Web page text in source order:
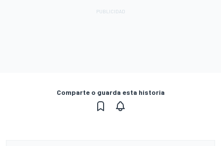
Comparte o guarda esta historia